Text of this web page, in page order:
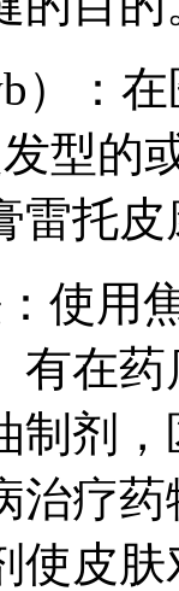
）：
发型
雷托
使用
有在
制剂
治疗
使皮